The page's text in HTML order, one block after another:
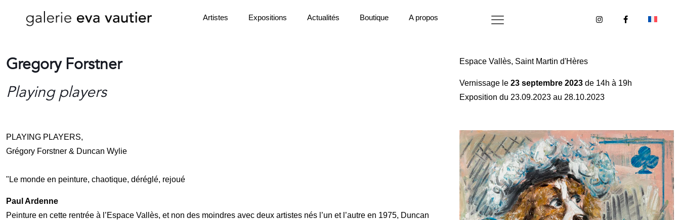
Artistes Expositions Actualités Boutique A propos
Gregory Forstner
Playing players
Espace Vallès, Saint Martin d'Hères
Vernissage le 23 septembre 2023de 14h à 19h
Exposition du 23.09.2023 au 28.10.2023
PLAYING PLAYERS,
Grégory Forstner & Duncan Wylie
"Le monde en peinture, chaotique, déréglé, rejoué
Paul Ardenne
Peinture en cette rentrée à l’Espace Vallès, et non des moindres avec deux artistes nés l’un et l’autre en 1975, Duncan